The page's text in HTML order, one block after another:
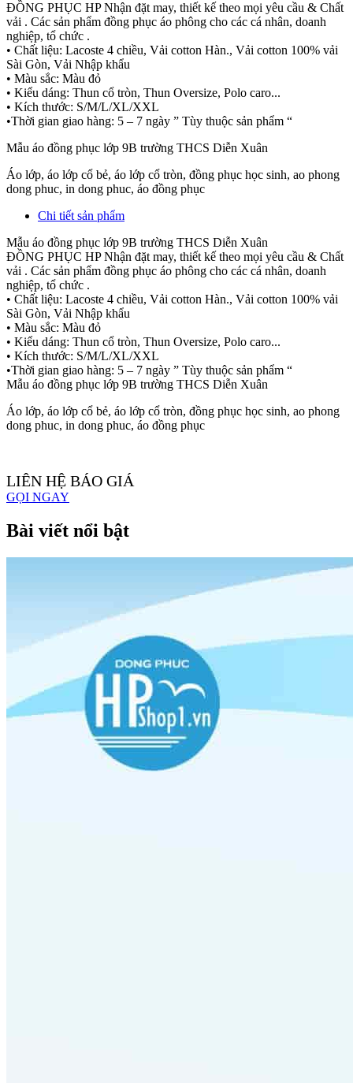
ĐỒNG PHỤC HP Nhận đặt may, thiết kế theo mọi yêu cầu & Chất
vải . Các sản phẩm đồng phục áo phông cho các cá nhân, doanh
nghiệp, tổ chức .
• Chất liệu: Lacoste 4 chiều, Vải cotton Hàn., Vải cotton 100% vải
Sài Gòn, Vải Nhập khẩu
• Màu sắc: Màu đỏ
• Kiểu dáng: Thun cổ tròn, Thun Oversize, Polo caro...
• Kích thước: S/M/L/XL/XXL
•Thời gian giao hàng: 5 – 7 ngày ” Tùy thuộc sản phẩm “
Mẫu áo đồng phục lớp 9B trường THCS Diễn Xuân
Áo lớp, áo lớp cổ bẻ, áo lớp cổ tròn, đồng phục học sinh, ao phong
dong phuc, in dong phuc, áo đồng phục
Chi tiết sản phẩm
Mẫu áo đồng phục lớp 9B trường THCS Diễn Xuân
ĐỒNG PHỤC HP Nhận đặt may, thiết kế theo mọi yêu cầu & Chất
vải . Các sản phẩm đồng phục áo phông cho các cá nhân, doanh
nghiệp, tổ chức .
• Chất liệu: Lacoste 4 chiều, Vải cotton Hàn., Vải cotton 100% vải
Sài Gòn, Vải Nhập khẩu
• Màu sắc: Màu đỏ
• Kiểu dáng: Thun cổ tròn, Thun Oversize, Polo caro...
• Kích thước: S/M/L/XL/XXL
•Thời gian giao hàng: 5 – 7 ngày ” Tùy thuộc sản phẩm “
Mẫu áo đồng phục lớp 9B trường THCS Diễn Xuân
Áo lớp, áo lớp cổ bẻ, áo lớp cổ tròn, đồng phục học sinh, ao phong
dong phuc, in dong phuc, áo đồng phục
LIÊN HỆ BÁO GIÁ
GỌI NGAY
Bài viết nổi bật